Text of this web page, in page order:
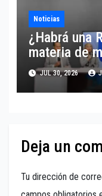
Noticias
¿Habrá una
materia de
JUL 30, 2026
Deja un
Tu dirección de